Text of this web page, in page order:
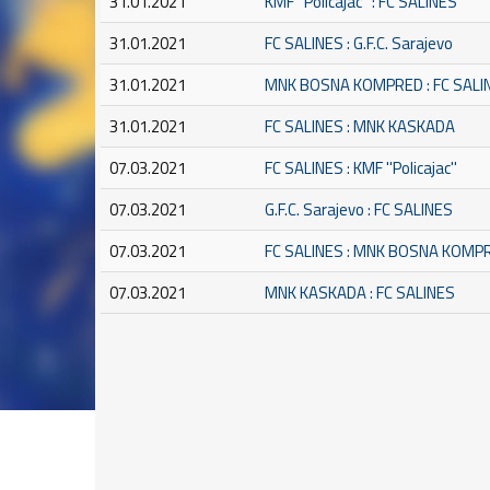
31.01.2021
FC SALINES : G.F.C. Sarajevo
31.01.2021
MNK BOSNA KOMPRED : FC
31.01.2021
FC SALINES : MNK KASKADA
07.03.2021
FC SALINES : KMF ''Policajac''
07.03.2021
G.F.C. Sarajevo : FC SALINES
07.03.2021
FC SALINES : MNK BOSNA
07.03.2021
MNK KASKADA : FC SALINES